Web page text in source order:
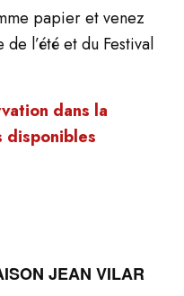
papier et venez
l’été et du Festival
dans la
disponibles
JEAN VILAR